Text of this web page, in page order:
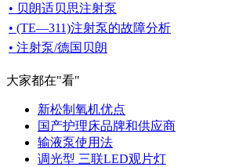
• 贝朗适贝思注射泵
• (TE—311)注射泵的故障分析
• 注射泵/德国贝朗
大家都在"看"
新松制氧机优点
国产护理床品牌和供应商
输液泵使用法
调光型 三联LED观片灯